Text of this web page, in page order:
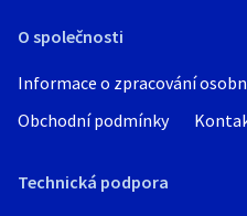
O společnosti
Informace o zpracování
Obchodní podmínky
Technická podpora